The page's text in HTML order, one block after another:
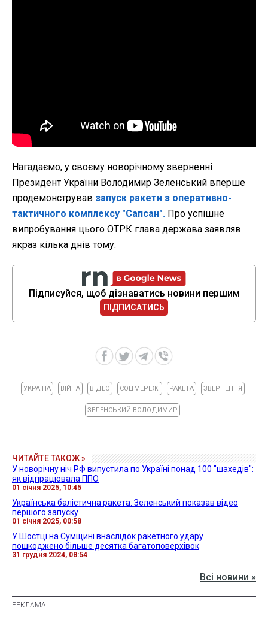
Нагадаємо, у своєму новорічному зверненні
Президент України Володимир Зеленський вперше
продемонстрував запуск ракети з оперативно-
тактичного комплексу "Сапсан". Про успішне
випробування цього ОТРК глава держава заявляв
якраз кілька днів тому.
Підписуйся, щоб дізнаватись новини першим
ПІДПИСАТИСЬ
УКРАЇНА ВІЙНА ВІДЕО СОЦМЕРЕЖІ РАКЕТА ЗВЕРНЕННЯ
ЗЕЛЕНСЬКИЙ ВОЛОДИМИР
ЧИТАЙТЕ ТАКОЖ »
У новорічну ніч РФ випустила по Україні понад 100 "шахедів":
як відпрацювала ППО
01 січня 2025, 10:45
Українська балістична ракета: Зеленський показав відео
першого запуску
01 січня 2025, 00:58
У Шостці на Сумщині внаслідок ракетного удару
пошкоджено більше десятка багатоповерхівок
31 грудня 2024, 08:54
Всі новини »